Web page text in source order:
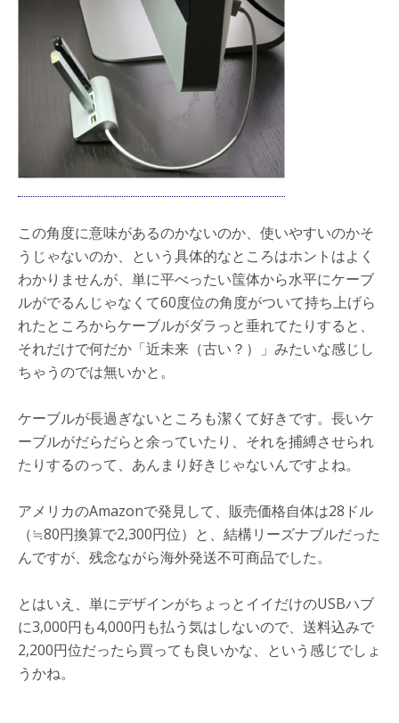
この角度に意味があるのかないのか、使いやすいのかそ
うじゃないのか、という具体的なところはホントはよく
わかりませんが、単に平べったい筺体から水平にケーブ
ルがでるんじゃなくて60度位の角度がついて持ち上げら
れたところからケーブルがダラっと垂れてたりすると、
それだけで何だか「近未来（古い？）」みたいな感じし
ちゃうのでは無いかと。
ケーブルが長過ぎないところも潔くて好きです。長いケ
ーブルがだらだらと余っていたり、それを捕縛させられ
たりするのって、あんまり好きじゃないんですよね。
アメリカのAmazonで発見して、販売価格自体は28ドル
（≒80円換算で2,300円位）と、結構リーズナブルだった
んですが、残念ながら海外発送不可商品でした。
とはいえ、単にデザインがちょっとイイだけのUSBハブ
に3,000円も4,000円も払う気はしないので、送料込みで
2,200円位だったら買っても良いかな、という感じでしょ
うかね。